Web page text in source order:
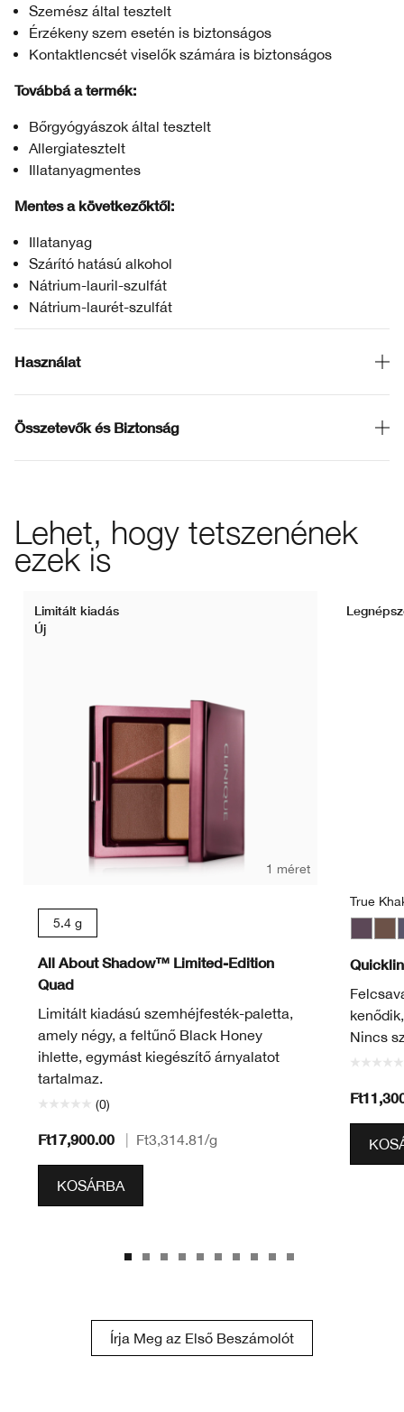
Szemész által tesztelt
Érzékeny szem esetén is biztonságos
Kontaktlencsét viselők számára is biztonságos
Továbbá a termék:
Bőrgyógyászok által tesztelt
Allergiatesztelt
Illatanyagmentes
Mentes a következőktől:
Illatanyag
Szárító hatású alkohol
Nátrium-lauril-szulfát
Nátrium-laurét-szulfát
Használat
Összetevők és Biztonság
Lehet, hogy tetszenének
ezek is
Limitált kiadás
Új
1 méret
5.4 g
All About Shadow™ Limited-Edition
Quad
Limitált kiadású szemhéjfesték-paletta,
amely négy, a feltűnő Black Honey
ihlette, egymást kiegészítő árnyalatot
tartalmaz.
(0)
Ft17,900.00 Ft3,314.81/g
KOSÁRBA
True
Nincs
Írja Meg az Első Beszámolót